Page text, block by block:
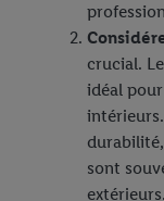
crucial.
idéal
sont